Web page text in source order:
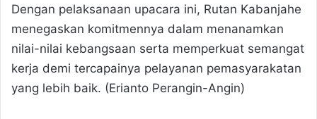
Dengan pelaksanaan upacara ini, Rutan Kabanjahe
menegaskan komitmennya dalam menanamkan
nilai-nilai kebangsaan serta memperkuat semangat
kerja demi tercapainya pelayanan pemasyarakatan
yang lebih baik. (Erianto Perangin-Angin)